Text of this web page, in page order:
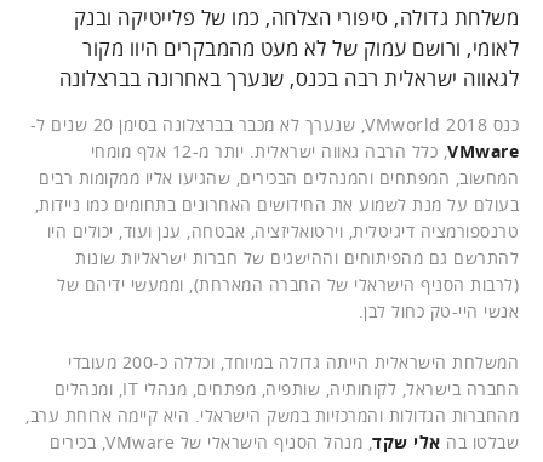
משלחת גדולה, סיפורי הצלחה, כמו של פלייטיקה ובנק
לאומי, ורושם עמוק של לא מעט מהמבקרים היוו מקור
לגאווה ישראלית רבה בכנס, שנערך באחרונה בברצלונה
כנס VMworld 2018, שנערך לא מכבר בברצלונה בסימן 20 שנים ל-
VMware
, כלל הרבה גאווה ישראלית. יותר מ-12 אלף מומחי
המחשוב, המפתחים והמנהלים הבכירים, שהגיעו אליו ממקומות רבים
בעולם על מנת לשמוע את החידושים האחרונים בתחומים כמו ניידות,
טרנספורמציה דיגיטלית, וירטואליזציה, אבטחה, ענן ועוד, יכולים היו
להתרשם גם מהפיתוחים וההישגים של חברות ישראליות שונות
(לרבות הסניף הישראלי של החברה המארחת), וממעשי ידיהם של
אנשי היי-טק כחול לבן.
המשלחת הישראלית הייתה גדולה במיוחד, וכללה כ-200 מעובדי
החברה בישראל, לקוחותיה, שותפיה, מפתחים, מנהלי IT, ומנהלים
מהחברות הגדולות והמרכזיות במשק הישראלי. היא קיימה ארוחת ערב,
שבלטו בה אלי שקד
, מנהל הסניף הישראלי של VMware, בכירים